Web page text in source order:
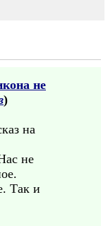
не
)
на
не
Так и